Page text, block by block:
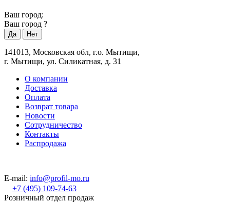
Ваш город:
Ваш город ?
141013, Московская обл, г.о. Мытищи,
г. Мытищи, ул. Силикатная, д. 31
О компании
Доставка
Оплата
Возврат товара
Новости
Сотрудничество
Контакты
Распродажа
E-mail: info@profil-mo.ru
+7 (495) 109-74-63
Розничный отдел продаж